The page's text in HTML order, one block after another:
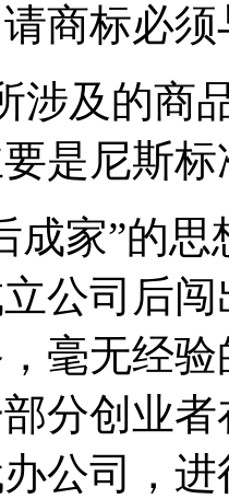
商标必
涉及的商
是尼斯标
成家”的
公司后
毫无经
分创业
公司，